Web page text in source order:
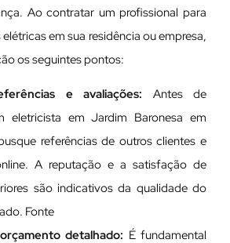
Ao contratar um profissional para
em sua residência ou empresa,
os seguintes pontos:
e avaliações: Antes de
eletricista em Jardim Baronesa em
referências de outros clientes e
A reputação e a satisfação de
são indicativos da qualidade do
Fonte
detalhado: É fundamental